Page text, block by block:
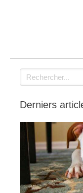
Rechercher
Derniers